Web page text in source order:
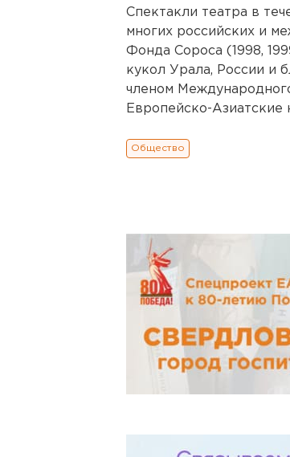
Спектакли театра в
многих российских и
Фонда Сороса (1998,
кукол Урала, России и
членом
Европейско-Азиатские
Общество